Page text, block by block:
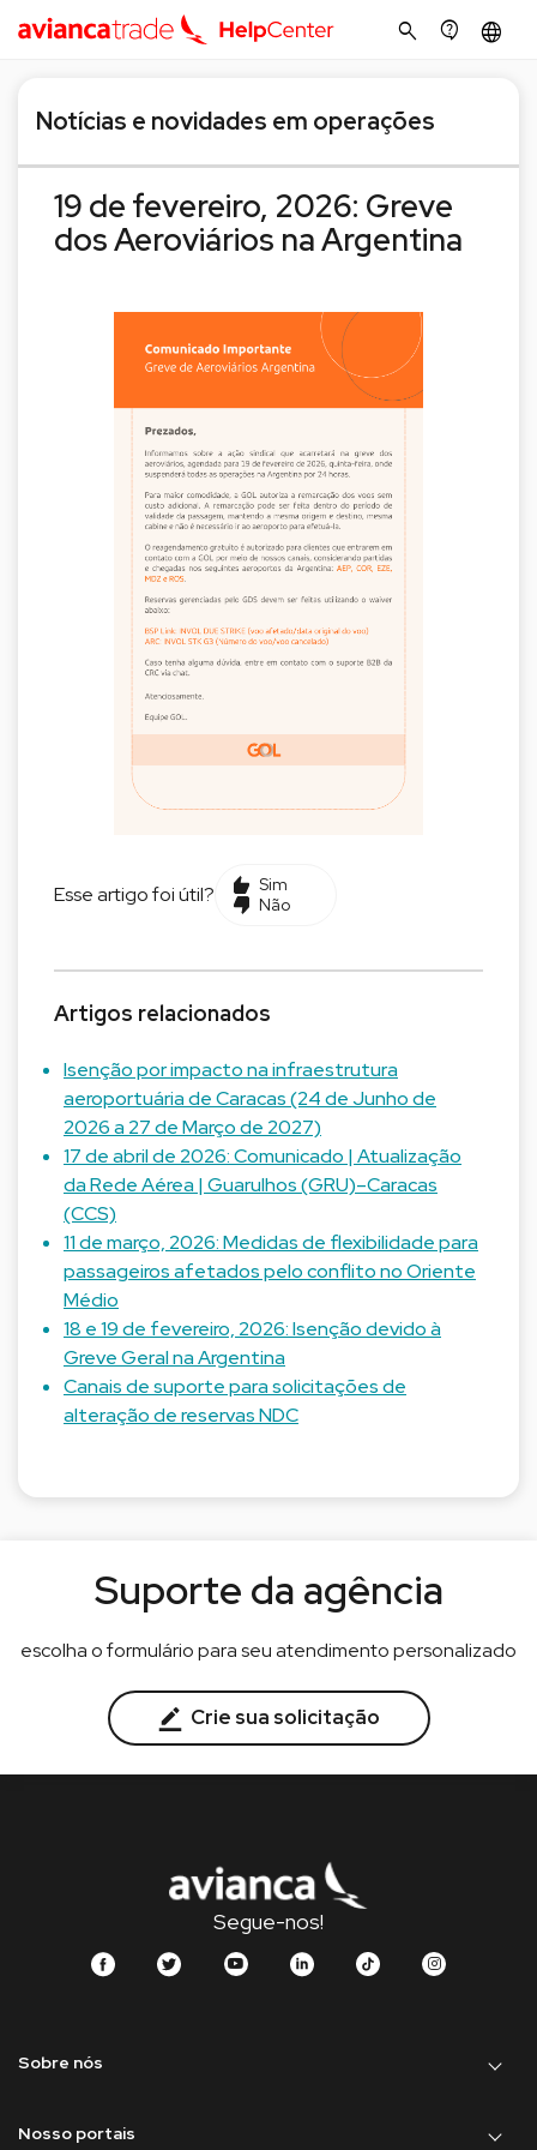
search contact_support language
Notícias e novidades em operações
19 de fevereiro, 2026: Greve
dos Aeroviários na Argentina
Esse artigo foi útil?
Sim
Não
Artigos relacionados
Isenção por impacto na infraestrutura
aeroportuária de Caracas (24 de Junho de
2026 a 27 de Março de 2027)
17 de abril de 2026: Comunicado | Atualização
da Rede Aérea | Guarulhos (GRU)–Caracas
(CCS)
11 de março, 2026: Medidas de flexibilidade para
passageiros afetados pelo conflito no Oriente
Médio
18 e 19 de fevereiro, 2026: Isenção devido à
Greve Geral na Argentina
Canais de suporte para solicitações de
alteração de reservas NDC
Suporte da agência
escolha o formulário para seu atendimento personalizado
Crie sua solicitação
Segue-nos!
Sobre nós
Nosso portais